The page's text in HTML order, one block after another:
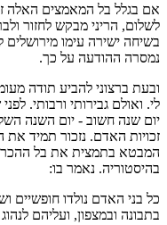
אם בגלל בל המאמצים האלה
לשלום, הריני מבקש לחזור
בשיחה ישירה עימו
נמסרה ההודעה על כך.
ובעת ברצוני להביע תודה
לי. ואולם גבירותי ורבותי.
יום שנה חשוב - יום השנה
זכויות האדם. נזכור תמיד את
המבטא בתמצית את בל
בהיסטוריה. נאמר בו:
כל בני האדם נולדו חופשיים
בתבונה ובמצפון, ועליהם